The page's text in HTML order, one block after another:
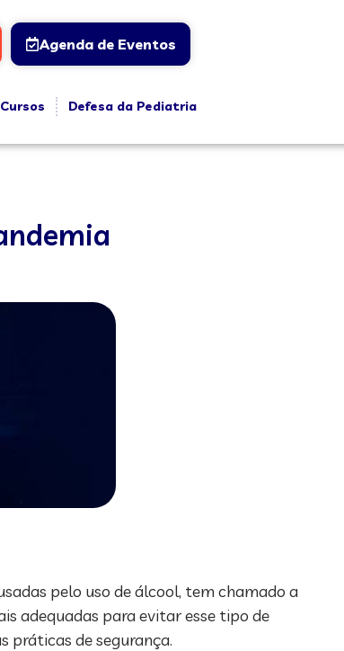
Agenda de Eventos
Defesa da Pediatria
pelo uso de álcool, tem chamado a
adequadas para evitar esse tipo de
práticas de segurança.